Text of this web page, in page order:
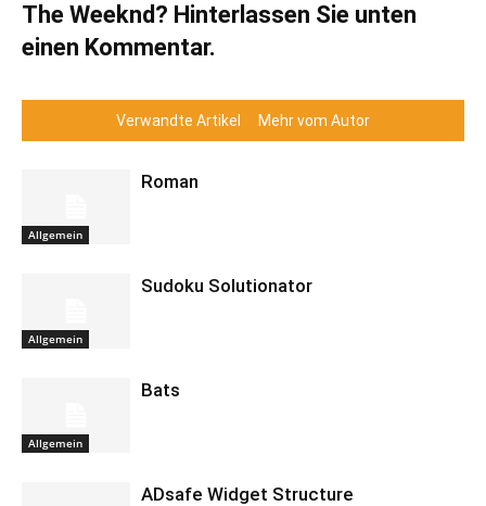
The Weeknd? Hinterlassen Sie unten
einen Kommentar.
Verwandte Artikel Mehr vom Autor
Allgemein
Roman
Allgemein
Sudoku Solutionator
Allgemein
Bats
ADsafe Widget Structure